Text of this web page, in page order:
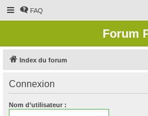
FAQ
Forum
Index du forum
Connexion
Nom d’utilisateur :